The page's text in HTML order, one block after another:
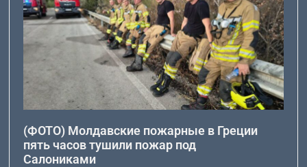
(ФОТО) Молдавские пожарные в Греции
пять часов тушили пожар под
Салониками